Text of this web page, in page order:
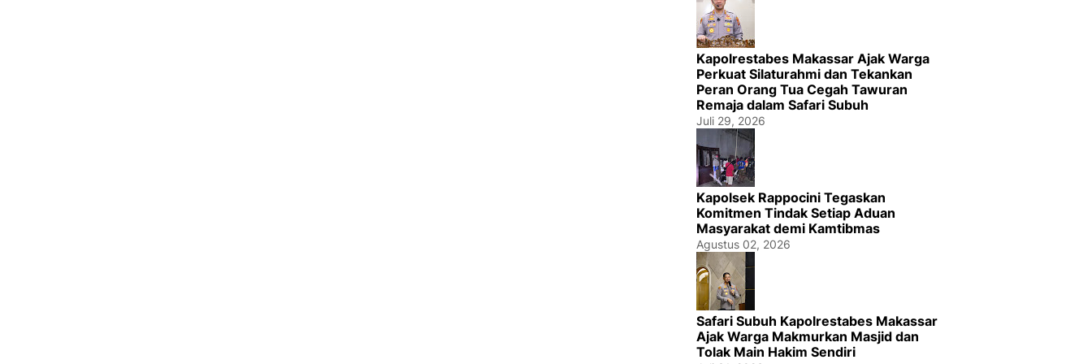
Kapolrestabes Makassar Ajak Warga
Perkuat Silaturahmi dan Tekankan
Peran Orang Tua Cegah Tawuran
Remaja dalam Safari Subuh
Juli 29, 2026
Kapolsek Rappocini Tegaskan
Komitmen Tindak Setiap Aduan
Masyarakat demi Kamtibmas
Agustus 02, 2026
Safari Subuh Kapolrestabes Makassar
Ajak Warga Makmurkan Masjid dan
Tolak Main Hakim Sendiri